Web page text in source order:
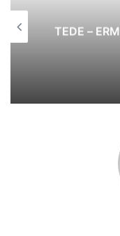
TEDE –